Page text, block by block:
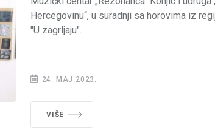
Hercegovinu“, u suradnji sa horovima iz
"U zagrljaju".
24. MAJ 2023.
VIŠE